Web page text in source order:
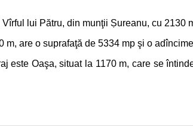
lui Pătru, din munţii Ṣureanu, cu 2130
m, are o suprafaţă de 5334 mp şi o
este Oaşa, situat la 1170 m, care se